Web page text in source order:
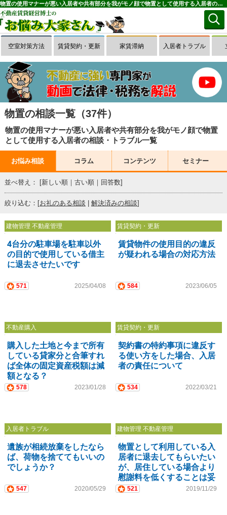
物置の使用マナーが悪い入居者や共有部分を我がモノ顔で物置として使用する入居者の相談・トラブル一覧(1～37件目)｜お悩み大家さん
空室対策方法 賃貸契約・更新 家賃滞納 入居者トラブル
物置の相談一覧（37件）
物置の使用マナーが悪い入居者や共有部分を我がモノ顔で物置
として使用する入居者の相談・トラブル一覧
お悩み相談 コラム コンテンツ セミナー
並べ替え： [新しい順｜ 古い順｜ 回答数]
絞り込む：[お礼のある相談 | 解決済みの相談]
建物管理 不動産管理
4台分の駐車場を駐車以外
の目的で使用している借主
に退去させたいです
571 2025/04/08
賃貸契約・更新
賃貸物件の使用目的の違反
が疑われる場合の対応方法
584 2023/06/05
不動産購入
購入した土地と今まで所有
している貸家分と合筆すれ
ば全体の固定資産税額は減
額となる？
578 2023/01/28
賃貸契約・更新
契約書の特約事項に違反す
る使い方をした場合、入居
者の責任について
534 2022/03/21
入居者トラブル
遺族が相続放棄をしたなら
ば、荷物を捨ててもいいの
でしょうか？
547 2020/05/29
建物管理 不動産管理
物置として利用している入
居者に退去してもらいたい
が、居住している場合より
慰謝料を低くすることは妥
当でしょうか？
521 2019/11/29